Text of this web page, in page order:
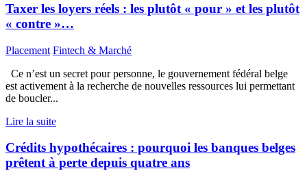
Taxer les loyers réels : les plutôt « pour » et les plutôt
« contre »…
Placement Fintech & Marché
Ce n’est un secret pour personne, le gouvernement fédéral belge
est activement à la recherche de nouvelles ressources lui permettant
de boucler...
Lire la suite
Crédits hypothécaires : pourquoi les banques belges
prêtent à perte depuis quatre ans